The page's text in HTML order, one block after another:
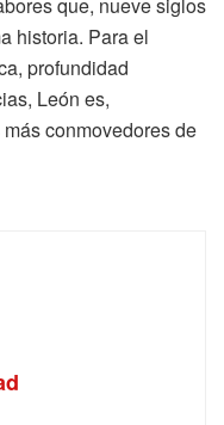
historia. Para el
profundidad
León es,
conmovedores de